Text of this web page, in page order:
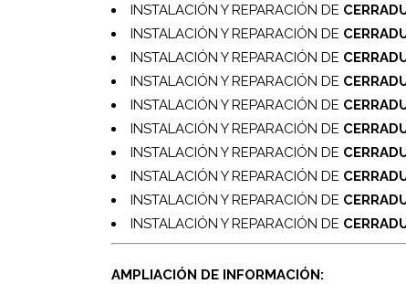
INSTALACIÓN Y REPARACIÓN DE
INSTALACIÓN Y REPARACIÓN DE
INSTALACIÓN Y REPARACIÓN DE
INSTALACIÓN Y REPARACIÓN DE
INSTALACIÓN Y REPARACIÓN DE
INSTALACIÓN Y REPARACIÓN DE
INSTALACIÓN Y REPARACIÓN DE
INSTALACIÓN Y REPARACIÓN DE
INSTALACIÓN Y REPARACIÓN DE
INSTALACIÓN Y REPARACIÓN DE
AMPLIACIÓN DE INFORMACIÓN: